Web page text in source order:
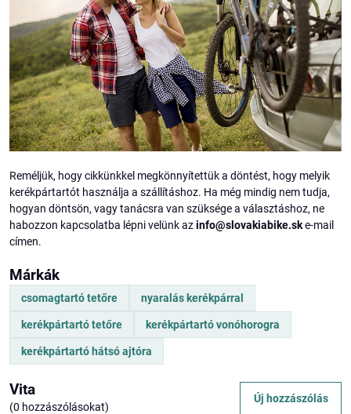
Reméljük, hogy cikkünkkel megkönnyítettük a döntést, hogy melyik
kerékpártartót használja a szállításhoz. Ha még mindig nem tudja,
hogyan döntsön, vagy tanácsra van szüksége a választáshoz, ne
habozzon kapcsolatba lépni velünk azinfo@slovakiabike.ske-mail
címen.
Márkák
csomagtartó tetőre nyaralás kerékpárral
kerékpártartó tetőre kerékpártartó vonóhorogra
kerékpártartó hátsó ajtóra
Vita
(0 hozzászólásokat)
Új hozzászólás